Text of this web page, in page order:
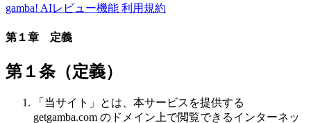
gamba! AIレビュー機能 利用規約
第１章 定義
第１条（定義）
「当サイト」とは、本サービスを提供する
getgamba.com のドメイン上で閲覧できるインターネッ